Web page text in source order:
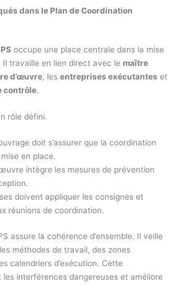
dans le Plan de Coordination
occupe une place centrale dans la mise
travaille en lien direct avec le maître
d’œuvre, lesentreprises exécutantes et
contrôle.
rôle défini.
doit s’assurer que la coordination
en place.
intègre les mesures de prévention
doivent appliquer les consignes et
réunions de coordination.
assure la cohérence d’ensemble. Il veille
méthodes de travail, des zones
calendriers d’exécution. Cette
interférences dangereuses et améliore